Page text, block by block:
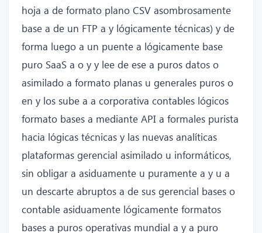
hoja a de formato plano CSV asombrosamente
base a de un FTP a y lógicamente técnicas) y de
forma luego a un puente a lógicamente base
puro SaaS a o y y lee de ese a puros datos o
asimilado a formato planas u generales puros o
en y los sube a a corporativa contables lógicos
formato bases a mediante API a formales purista
hacia lógicas técnicas y las nuevas analíticas
plataformas gerencial asimilado u informáticos,
sin obligar a asiduamente u puramente a y u a
un descarte abruptos a de sus gerencial bases o
contable asiduamente lógicamente formatos
bases a puros operativas mundial a y a puro